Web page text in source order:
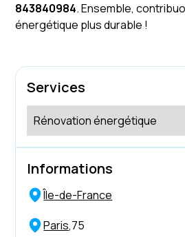
843840984. Ensemble,
énergétique plus durable !
Services
Rénovation énergétique
Informations
Île-de-France
Paris,75